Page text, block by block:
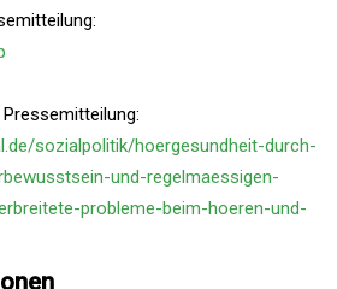
sozialpolitik/hoergesundheit-durch-
und-regelmaessigen-
probleme-beim-hoeren-und-